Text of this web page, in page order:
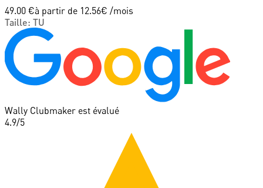
49.00 €à partir de 12.56€ /mois
Taille: TU
Wally Clubmaker est évalué
4.9/5